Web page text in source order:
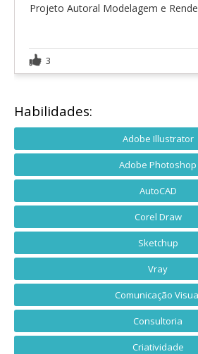
Projeto Autoral Modelagem e
3
Habilidades:
Adobe Illustrator
Adobe Photoshop
AutoCAD
Corel Draw
Sketchup
Vray
Comunicação
Consultoria
Criatividade